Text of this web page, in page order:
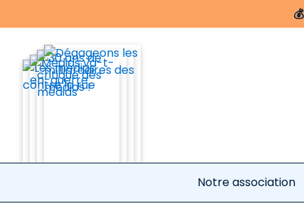
💰
Notre association